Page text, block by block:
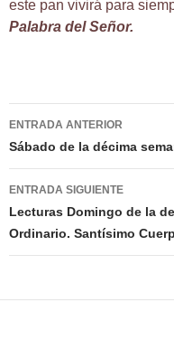
este pan vivirá para
Palabra del Señor.
Navegación
de
entradas
ENTRADA ANTERIOR
Sábado de la décima
ENTRADA SIGUIENTE
Lecturas Domingo de la
Ordinario. Santísimo